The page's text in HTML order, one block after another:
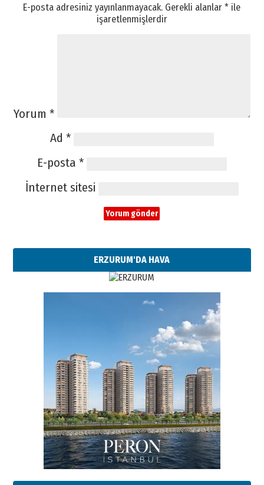
E-posta adresiniz yayınlanmayacak. Gerekli alanlar* ile
işaretlenmişlerdir
Yorum *
Ad *
E-posta *
İnternet sitesi
ERZURUM'DA HAVA
Esat BİNDESEN
Başkan Sekmen’den Erzurum’a
bir vizyon proje daha!
02 Ağustos 2026 Pazar
Kadir SABUNCUOĞLU
Erzurumspor’un köşe taşları
29 Haziran 2026 Pazartesi